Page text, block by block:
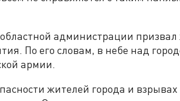
администрации
По его словам, в небе над
армии.
жителей города и